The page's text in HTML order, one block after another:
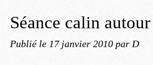
Séance calin
Publié le 17 janvier 2010 par D